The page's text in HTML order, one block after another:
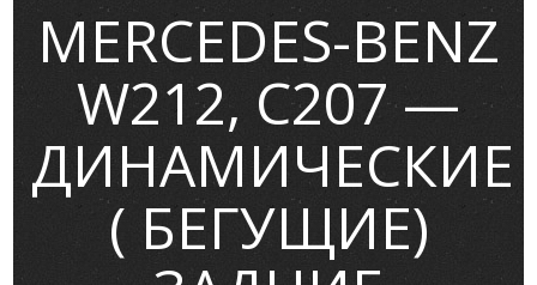
MERCEDES-BENZ
W212, C207 —
ДИНАМИЧЕСКИЕ
( БЕГУЩИЕ)